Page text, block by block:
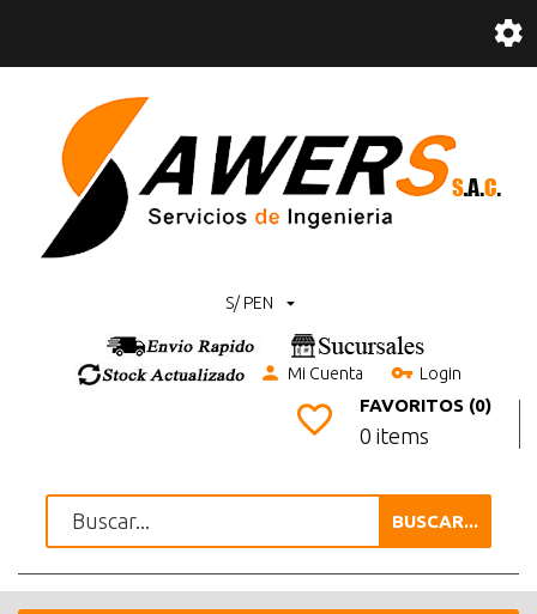
S/ PEN
Mi Cuenta Login
FAVORITOS (0)
0 items
BUSCAR...